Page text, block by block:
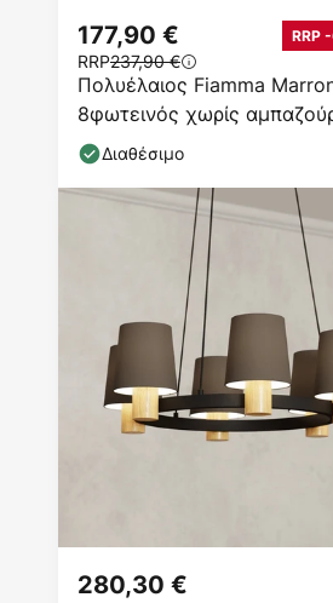
Πολυέλαιος Fiamma
8φωτεινός χωρίς
177,90 € RRP
RRP237,90 €
Διαθέσιμο
280,30 €